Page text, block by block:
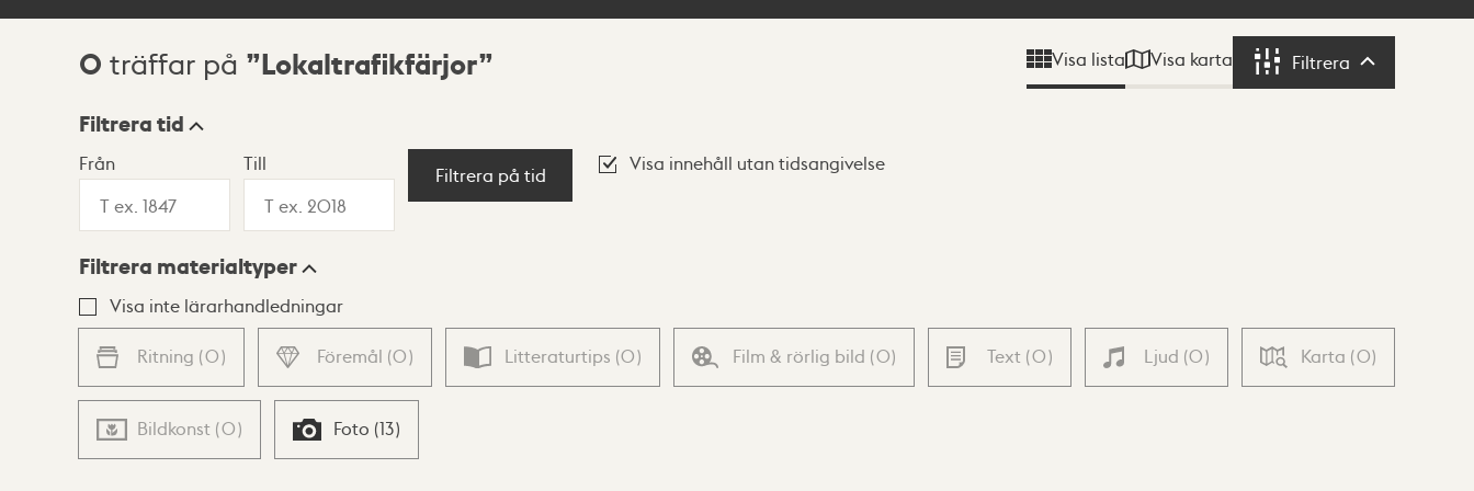
Sökresultat
0 träffar på Lokaltrafikfärjor Visa lista Visa karta Filtrera Filtrera
Visningsläge
Lista Karta
Filtrera tid
Från Till
Filtrera på tid
Visa innehåll utan tidsangivelse
Filtrera materialtyper
Visa inte lärarhandledningar
Ritning (0) Föremål (0) Litteraturtips (0) Film & rörlig bild (0) Text (0) Ljud (0) Karta (0)
Bildkonst (0) Foto (13)